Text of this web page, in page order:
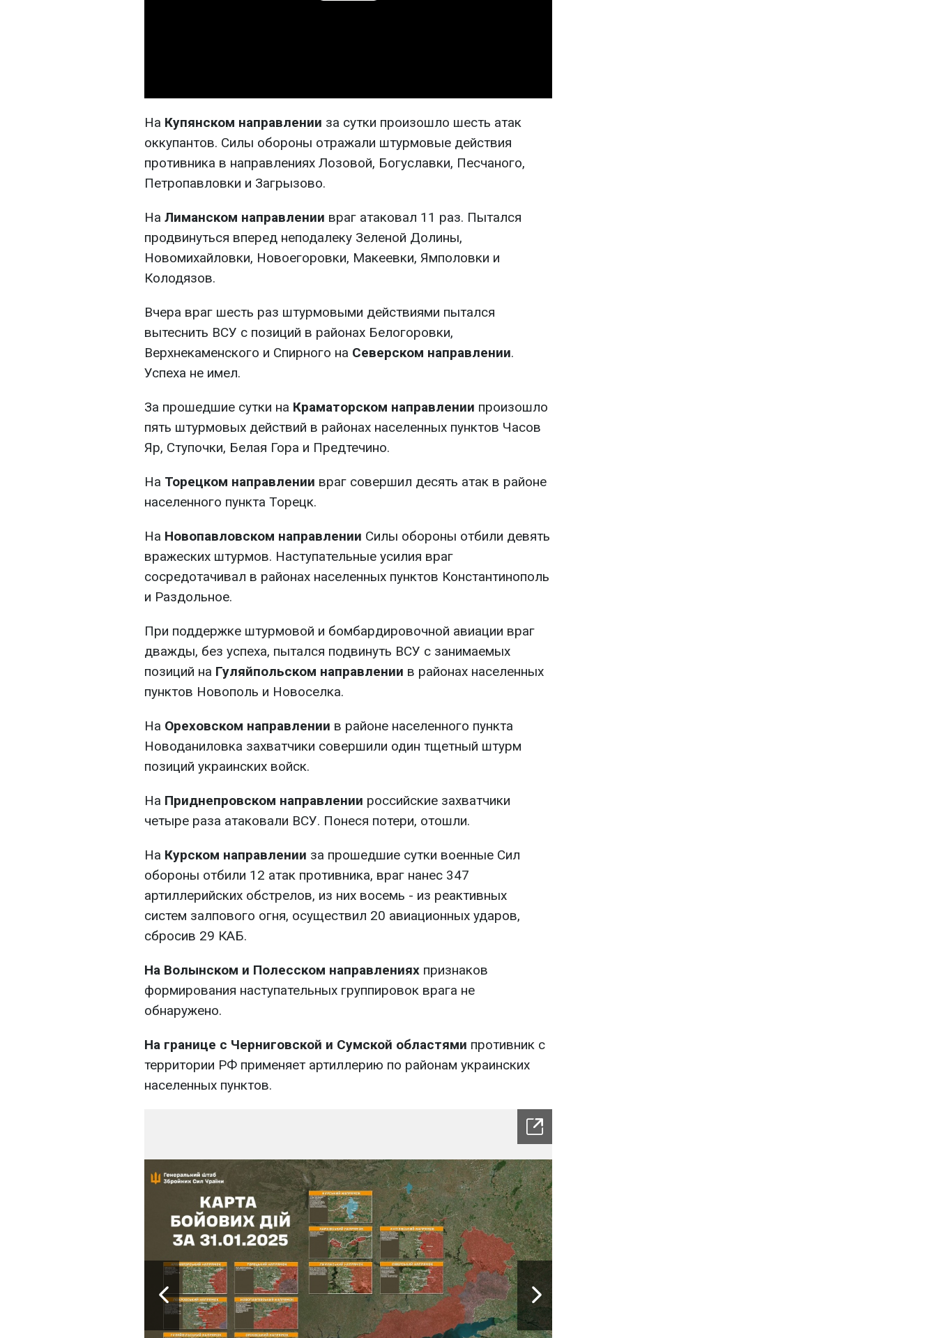
На Купянском направлении за сутки произошло шесть атак
оккупантов. Силы обороны отражали штурмовые действия
противника в направлениях Лозовой, Богуславки, Песчаного,
Петропавловки и Загрызово.
На Лиманском направлении враг атаковал 11 раз. Пытался
продвинуться вперед неподалеку Зеленой Долины,
Новомихайловки, Новоегоровки, Макеевки, Ямполовки и
Колодязов.
Вчера враг шесть раз штурмовыми действиями пытался
вытеснить ВСУ с позиций в районах Белогоровки,
Верхнекаменского и Спирного на Северском направлении.
Успеха не имел.
За прошедшие сутки на Краматорском направлении произошло
пять штурмовых действий в районах населенных пунктов Часов
Яр, Ступочки, Белая Гора и Предтечино.
На Торецком направлении враг совершил десять атак в районе
населенного пункта Торецк.
На Новопавловском направлении Силы обороны отбили девять
вражеских штурмов. Наступательные усилия враг
сосредотачивал в районах населенных пунктов Константинополь
и Раздольное.
При поддержке штурмовой и бомбардировочной авиации враг
дважды, без успеха, пытался подвинуть ВСУ с занимаемых
позиций на Гуляйпольском направлении в районах населенных
пунктов Новополь и Новоселка.
На Ореховском направлении в районе населенного пункта
Новоданиловка захватчики совершили один тщетный штурм
позиций украинских войск.
На Приднепровском направлении российские захватчики
четыре раза атаковали ВСУ. Понеся потери, отошли.
На Курском направлении за прошедшие сутки военные Сил
обороны отбили 12 атак противника, враг нанес 347
артиллерийских обстрелов, из них восемь - из реактивных
систем залпового огня, осуществил 20 авиационных ударов,
сбросив 29 КАБ.
На Волынском и Полесском направлениях признаков
формирования наступательных группировок врага не
обнаружено.
На границе с Черниговской и Сумской областями противник с
территории РФ применяет артиллерию по районам украинских
населенных пунктов.